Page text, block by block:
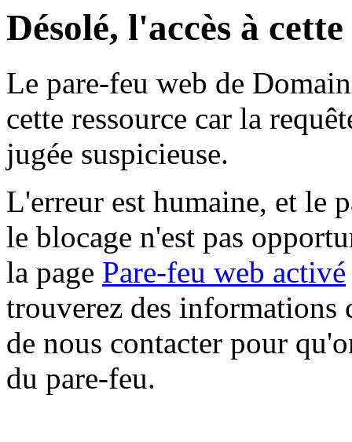
Désolé, l'accès à
Le pare-feu web de
cette ressource car la
jugée suspicieuse.
L'erreur est humaine, et le
le blocage n'est pas
la page Pare-feu web activé
trouverez des informations
de nous contacter pour
du pare-feu.